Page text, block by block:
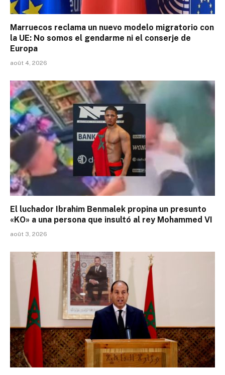
Marruecos reclama un nuevo modelo migratorio con
la UE: No somos el gendarme ni el conserje de
Europa
août 4, 2026
El luchador Ibrahim Benmalek propina un presunto
«KO» a una persona que insultó al rey Mohammed VI
août 3, 2026